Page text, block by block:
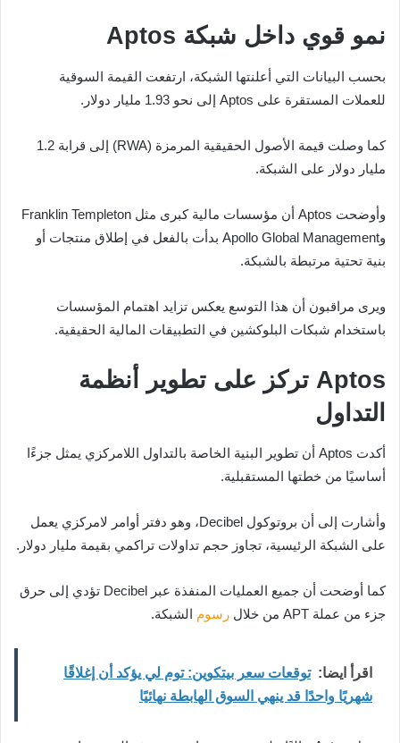
نمو قوي داخل شبكة Aptos
بحسب البيانات التي أعلنتها الشبكة، ارتفعت القيمة السوقية
للعملات المستقرة على Aptos إلى نحو 1.93 مليار دولار.
كما وصلت قيمة الأصول الحقيقية المرمزة (RWA) إلى قرابة 1.2
مليار دولار على الشبكة.
وأوضحت Aptos أن مؤسسات مالية كبرى مثل Franklin Templeton
وApollo Global Management بدأت بالفعل في إطلاق منتجات أو
بنية تحتية مرتبطة بالشبكة.
ويرى مراقبون أن هذا التوسع يعكس تزايد اهتمام المؤسسات
باستخدام شبكات البلوكشين في التطبيقات المالية الحقيقية.
Aptos تركز على تطوير أنظمة
التداول
أكدت Aptos أن تطوير البنية الخاصة بالتداول اللامركزي يمثل جزءًا
أساسيًا من خطتها المستقبلية.
وأشارت إلى أن بروتوكول Decibel، وهو دفتر أوامر لامركزي يعمل
على الشبكة الرئيسية، تجاوز حجم تداولات تراكمي بقيمة مليار دولار.
كما أوضحت أن جميع العمليات المنفذة عبر Decibel تؤدي إلى حرق
جزء من عملة APT من خلال
رسوم الشبكة.
اقرأ ايضا: توقعات سعر بيتكوين: توم لي يؤكد أن إغلاقًا
شهريًا واحدًا قد ينهي السوق الهابطة نهائيًا